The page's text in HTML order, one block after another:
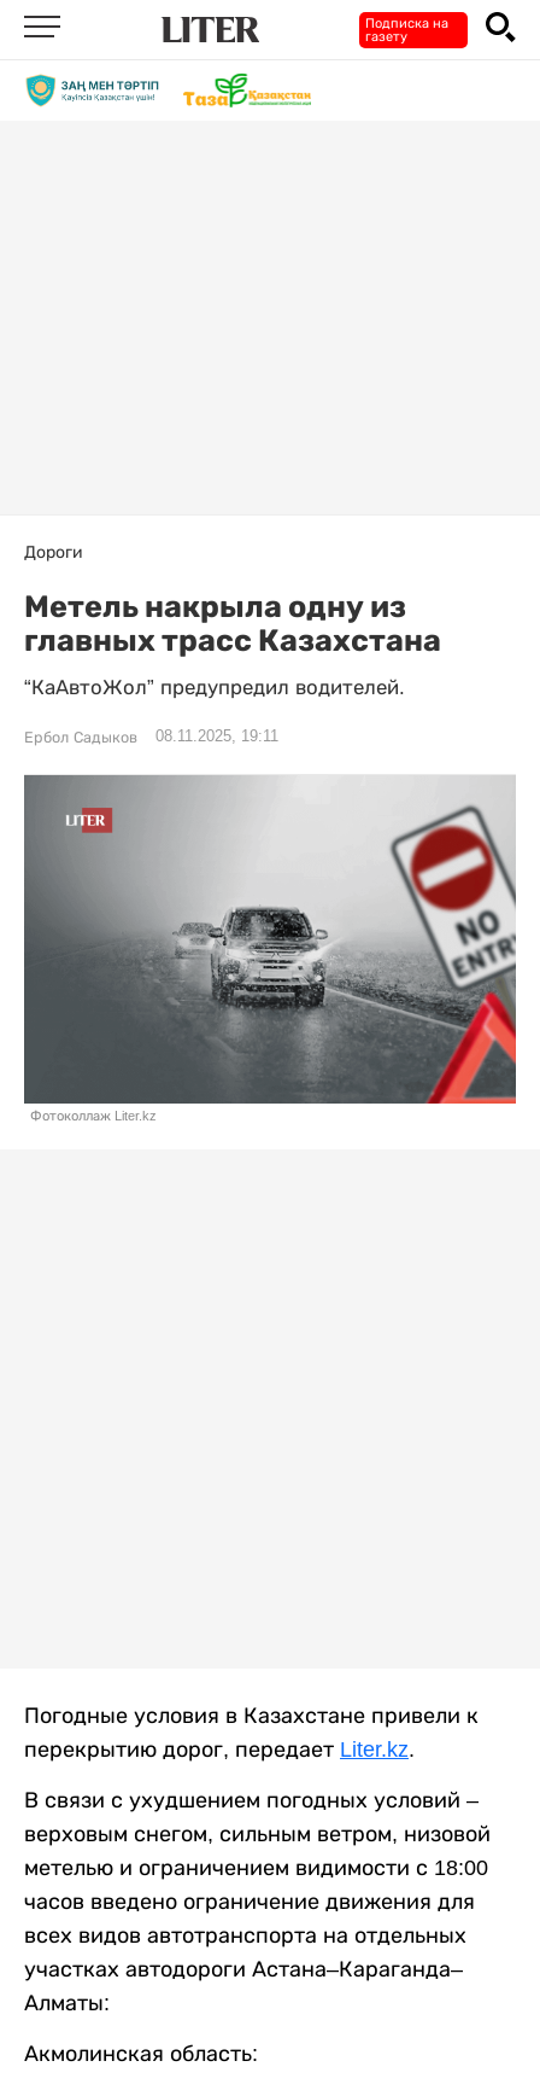
Подписка на
газету
Дороги
Метель накрыла одну из
главных трасс Казахстана
“КаАвтоЖол” предупредил водителей.
Ербол Садыков 08.11.2025, 19:11
Фотоколлаж Liter.kz
Погодные условия в Казахстане привели к
перекрытию дорог, передает Liter.kz.
В связи с ухудшением погодных условий –
верховым снегом, сильным ветром, низовой
метелью и ограничением видимости с 18:00
часов введено ограничение движения для
всех видов автотранспорта на отдельных
участках автодороги Астана–Караганда–
Алматы:
Акмолинская область: